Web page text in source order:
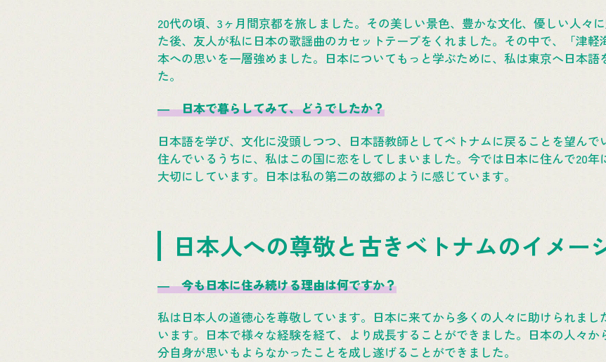
20代の頃、3ヶ月間京都を旅しました。その美しい景色、豊かな文化、優しい人々
た後、友人が私に日本の歌謡曲のカセットテープをくれました。その中で、「津軽
本への思いを一層強めました。日本についてもっと学ぶために、私は東京へ日本語
た。
― 日本で暮らしてみて、どうでしたか？
日本語を学び、文化に没頭しつつ、日本語教師としてベトナムに戻ることを望ん
住んでいるうちに、私はこの国に恋をしてしまいました。今では日本に住んで20
大切にしています。日本は私の第二の故郷のように感じています。
日本人への尊敬と古きベトナムのイメー
― 今も日本に住み続ける理由は何ですか？
私は日本人の道徳心を尊敬しています。日本に来てから多くの人々に助けられまし
います。日本で様々な経験を経て、より成長することができました。日本の人々か
分自身が思いもよらなかったことを成し遂げることができました。